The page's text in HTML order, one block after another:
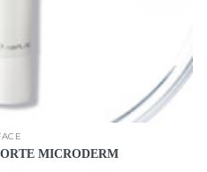
MICRODERM